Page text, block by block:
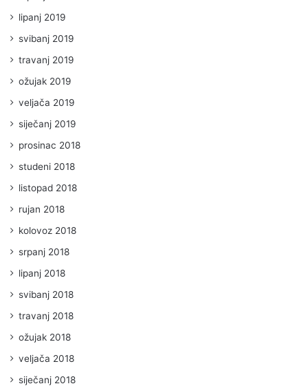
lipanj 2019
svibanj 2019
travanj 2019
ožujak 2019
veljača 2019
siječanj 2019
prosinac 2018
studeni 2018
listopad 2018
rujan 2018
kolovoz 2018
srpanj 2018
lipanj 2018
svibanj 2018
travanj 2018
ožujak 2018
veljača 2018
siječanj 2018